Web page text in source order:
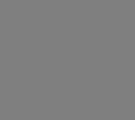
von Betrug